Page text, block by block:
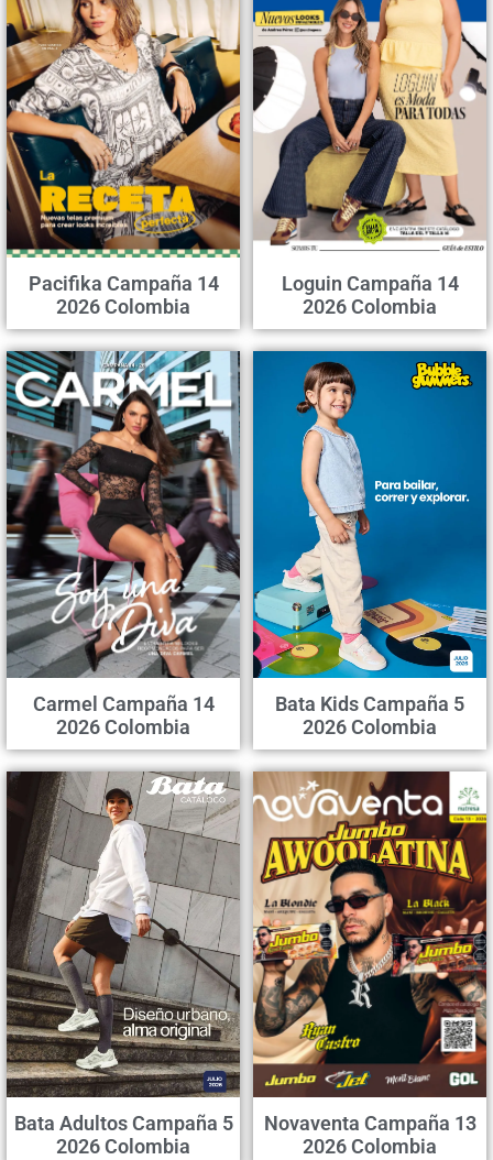
Pacifika Campaña 14
2026 Colombia
Loguin Campaña 14
2026 Colombia
Carmel Campaña 14
2026 Colombia
Bata Kids Campaña 5
2026 Colombia
Bata Adultos Campaña 5
2026 Colombia
Novaventa Campaña 13
2026 Colombia